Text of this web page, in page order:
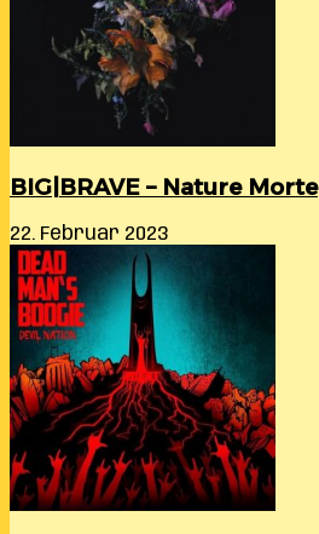
BIG|BRAVE – Nature Morte
22. Februar 2023